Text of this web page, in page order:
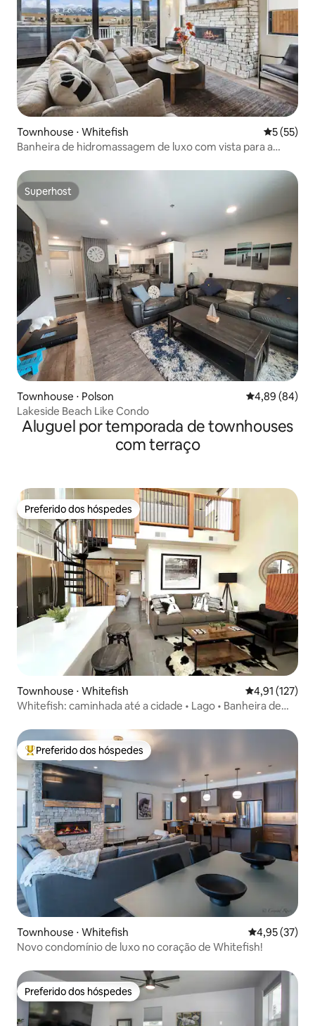
Townhouse ⋅ Whitefish 5 de uma
5 (55)
Banheira de hidromassagem de luxo com vista para a
Superhost
Superhost
Townhouse ⋅ Polson 4,89 de uma
4,89 (84)
Lakeside Beach Like Condo
Aluguel por temporada de townhouses
com terraço
Preferido dos hóspedes
Preferido dos hóspedes
Townhouse ⋅ Whitefish 4,91 de uma
4,91 (127)
Whitefish: caminhada até a cidade • Lago • Banheira de
Entre os melhores preferidos dos hóspedes
Preferido dos hóspedes
Townhouse ⋅ Whitefish 4,95 de uma
4,95 (37)
Novo condomínio de luxo no coração de Whitefish!
Preferido dos hóspedes
Preferido dos hóspedes